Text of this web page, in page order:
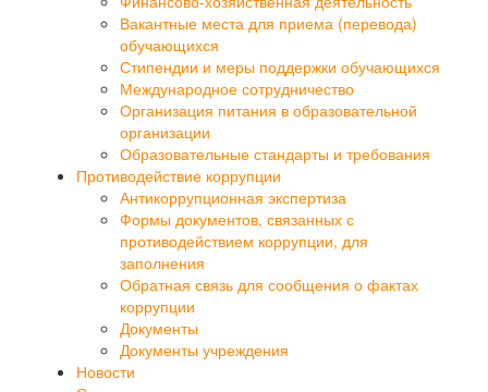
Вакантные места для приема (перевода)
обучающихся
Стипендии и меры поддержки обучающихся
Международное сотрудничество
Организация питания в образовательной
организации
Образовательные стандарты и требования
Противодействие коррупции
Антикоррупционная экспертиза
Формы документов, связанных с
противодействием коррупции, для
заполнения
Обратная связь для сообщения о фактах
коррупции
Документы
Документы учреждения
Новости